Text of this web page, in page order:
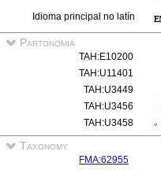
Idioma principal no latín
Partonomia
TAH:E10200
TAH:U11401
TAH:U3449
TAH:U3456
TAH:U3458
Taxonomy
FMA:62955